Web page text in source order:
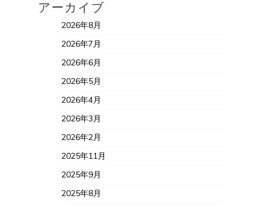
アーカイブ
2026年8月
2026年7月
2026年6月
2026年5月
2026年4月
2026年3月
2026年2月
2025年11月
2025年9月
2025年8月